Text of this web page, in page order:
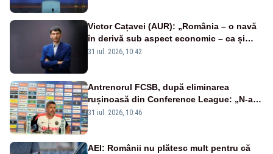
Victor Cațavei (AUR): „România – o navă
în derivă sub aspect economic – ca și
rezultat al guvernărilor din ultimii 36 de
31 iul. 2026, 10:42
Antrenorul FCSB, după eliminarea
rușinoasă din Conference League: „N-ai
cum să nu scoți în evidență și lucrurile
31 iul. 2026, 10:46
AEI: Românii nu plătesc mult pentru că